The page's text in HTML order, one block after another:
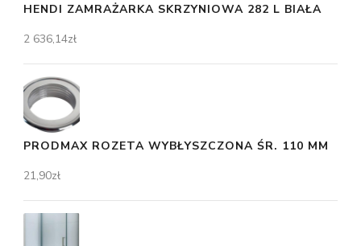
HENDI ZAMRAŻARKA SKRZYNIOWA 282 L BIAŁA
2 636,14zł
PRODMAX ROZETA WYBŁYSZCZONA ŚR. 110 MM
21,90zł